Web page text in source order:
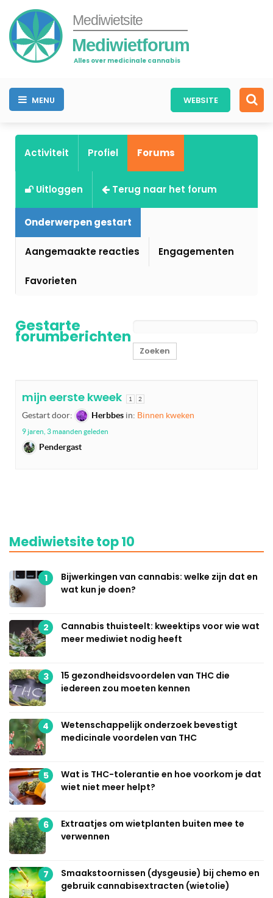
Mediwietsite
Mediwietforum
Alles over medicinale cannabis
MENU WEBSITE
Activiteit Profiel Forums
Uitloggen Terug naar het forum
Onderwerpen gestart
Aangemaakte reacties Engagementen
Favorieten
Gestarte
forumberichten
mijn eerste kweek 1 2
Gestart door: Herbbes in: Binnen kweken
9 jaren, 3 maanden geleden
Pendergast
Mediwietsite top 10
1
Bijwerkingen van cannabis: welke zijn dat en
wat kun je doen?
2
Cannabis thuisteelt: kweektips voor wie wat
meer mediwiet nodig heeft
3
15 gezondheidsvoordelen van THC die
iedereen zou moeten kennen
4
Wetenschappelijk onderzoek bevestigt
medicinale voordelen van THC
5
Wat is THC-tolerantie en hoe voorkom je dat
wiet niet meer helpt?
6
Extraatjes om wietplanten buiten mee te
verwennen
7
Smaakstoornissen (dysgeusie) bij chemo en
gebruik cannabisextracten (wietolie)